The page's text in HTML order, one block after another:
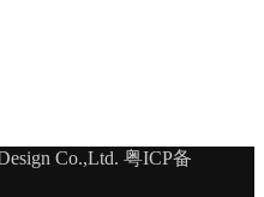
Co.,Ltd. 粤ICP备